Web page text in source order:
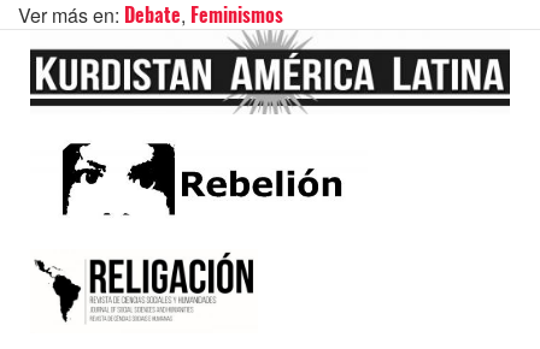
Ver más en: Debate, Feminismos